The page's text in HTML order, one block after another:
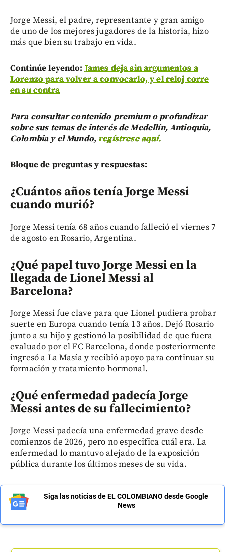
Jorge Messi, el padre, representante y gran amigo
de uno de los mejores jugadores de la historia, hizo
más que bien su trabajo en vida.
Continúe leyendo:James deja sin argumentos a
Lorenzo para volver a convocarlo, y el reloj corre
en su contra
Para consultar contenido premium o profundizar
sobre sus temas de interés de Medellín, Antioquia,
Colombia y el Mundo,regístrese aquí.
Bloque de preguntas y respuestas:
¿Cuántos años tenía Jorge Messi
cuando murió?
Jorge Messi tenía 68 años cuando falleció el viernes 7
de agosto en Rosario, Argentina.
¿Qué papel tuvo Jorge Messi en la
llegada de Lionel Messi al
Barcelona?
Jorge Messi fue clave para que Lionel pudiera probar
suerte en Europa cuando tenía 13 años. Dejó Rosario
junto a su hijo y gestionó la posibilidad de que fuera
evaluado por el FC Barcelona, donde posteriormente
ingresó a La Masía y recibió apoyo para continuar su
formación y tratamiento hormonal.
¿Qué enfermedad padecía Jorge
Messi antes de su fallecimiento?
Jorge Messi padecía una enfermedad grave desde
comienzos de 2026, pero no especifica cuál era. La
enfermedad lo mantuvo alejado de la exposición
pública durante los últimos meses de su vida.
Siga las noticias de EL COLOMBIANO desde Google
News